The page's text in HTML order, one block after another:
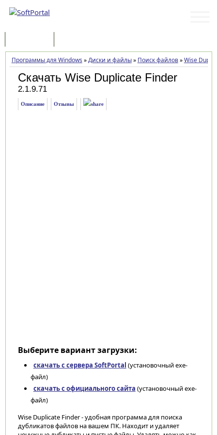
Программы для Windows »Диски и файлы» Поиск файлов»Wise
Скачать Wise Duplicate Finder
2.1.9.71
Описание Отзывы
Выберите вариант загрузки:
скачать с сервера SoftPortal (установочный exe-
файл)
скачать с официального сайта (установочный exe-
файл)
Wise Duplicate Finder - удобная программа для поиска
дубликатов файлов на вашем ПК. Находит и удаляет